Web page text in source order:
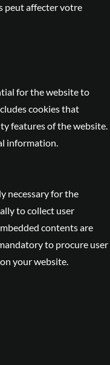
peut affecter votre
for the website to
cookies that
features of the website.
information.
necessary for the
to collect user
contents are
to procure user
your website.